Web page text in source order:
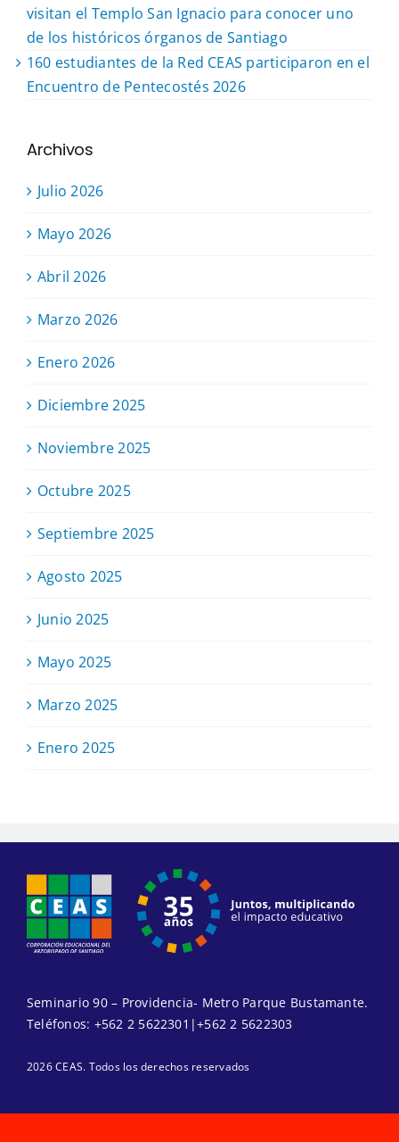
visitan el Templo San Ignacio para conocer uno
de los históricos órganos de Santiago
160 estudiantes de la Red CEAS participaron en el
Encuentro de Pentecostés 2026
Archivos
Julio 2026
Mayo 2026
Abril 2026
Marzo 2026
Enero 2026
Diciembre 2025
Noviembre 2025
Octubre 2025
Septiembre 2025
Agosto 2025
Junio 2025
Mayo 2025
Marzo 2025
Enero 2025
Seminario 90 – Providencia- Metro Parque Bustamante.
Teléfonos: +562 2 5622301 |+562 2 5622303
2026 CEAS. Todos los derechos reservados